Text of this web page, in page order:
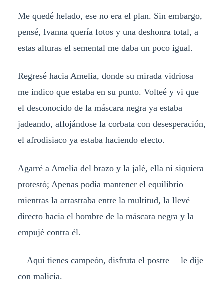
Me quedé helado, ese no era el plan. Sin embargo,
pensé, Ivanna quería fotos y una deshonra total, a
estas alturas el semental me daba un poco igual.
Regresé hacia Amelia, donde su mirada vidriosa
me indico que estaba en su punto. Volteé y vi que
el desconocido de la máscara negra ya estaba
jadeando, aflojándose la corbata con desesperación,
el afrodisiaco ya estaba haciendo efecto.
Agarré a Amelia del brazo y la jalé, ella ni siquiera
protestó; Apenas podía mantener el equilibrio
mientras la arrastraba entre la multitud, la llevé
directo hacia el hombre de la máscara negra y la
empujé contra él.
—Aquí tienes campeón, disfruta el postre —le dije
con malicia.